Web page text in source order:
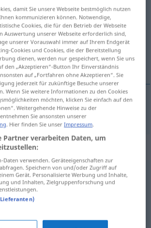
Übersetzungen
Übersetzung anklicken/antippen)
für "unschön"
,fragwürdig,anrüchig
,reizlos
damit Sie unsere Webseite bestmöglich nutzen
kommunizieren können. Notwendige,
Cookies, die für den Betrieb der Webseite
Auswertung unserer Webseite erforderlich sind,
unserer Vorauswahl immer auf Ihrem Endgerät
Cookies und Cookies, die der Bereitstellung
dienen, werden nur gespeichert, wenn Sie uns
den „Akzeptieren“-Button Ihr Einverständnis
auf „Fortfahren ohne Akzeptieren“. Sie
jederzeit für zukünftige Besuche unserer
Wenn Sie weitere Informationen zu den Cookies
möchten, klicken Sie einfach auf den
Weitergehende Hinweise zu der
Sie ansonsten unserer
. Hier finden Sie unserImpressum.
Partner verarbeiten Daten, um
Daten verwenden. Geräteeigenschaften zur
Speichern von und/oder Zugriff auf
Gerät. Personalisierte Werbung und Inhalte,
und Inhalten, Zielgruppenforschung und